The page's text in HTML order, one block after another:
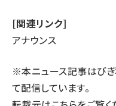
[関連リンク]
アナウンス
※本ニュース記事はび
て配信しています。